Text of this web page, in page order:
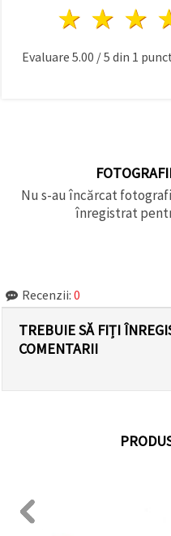
2
1 stea
Evaluare 5.00 /5 din 1
Nu s-au încărcat
înregistrat
Recenzii: 0
TREBUIE SĂ FIȚI
COMENTARII